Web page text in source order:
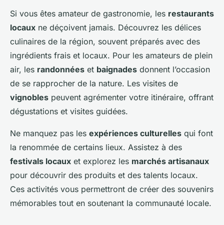
Si vous êtes amateur de gastronomie, les restaurants
locaux ne déçoivent jamais. Découvrez les délices
culinaires de la région, souvent préparés avec des
ingrédients frais et locaux. Pour les amateurs de plein
air, les randonnées et baignades donnent l’occasion
de se rapprocher de la nature. Les visites de
vignobles peuvent agrémenter votre itinéraire, offrant
dégustations et visites guidées.
Ne manquez pas les expériences culturelles qui font
la renommée de certains lieux. Assistez à des
festivals locaux et explorez les marchés artisanaux
pour découvrir des produits et des talents locaux.
Ces activités vous permettront de créer des souvenirs
mémorables tout en soutenant la communauté locale.